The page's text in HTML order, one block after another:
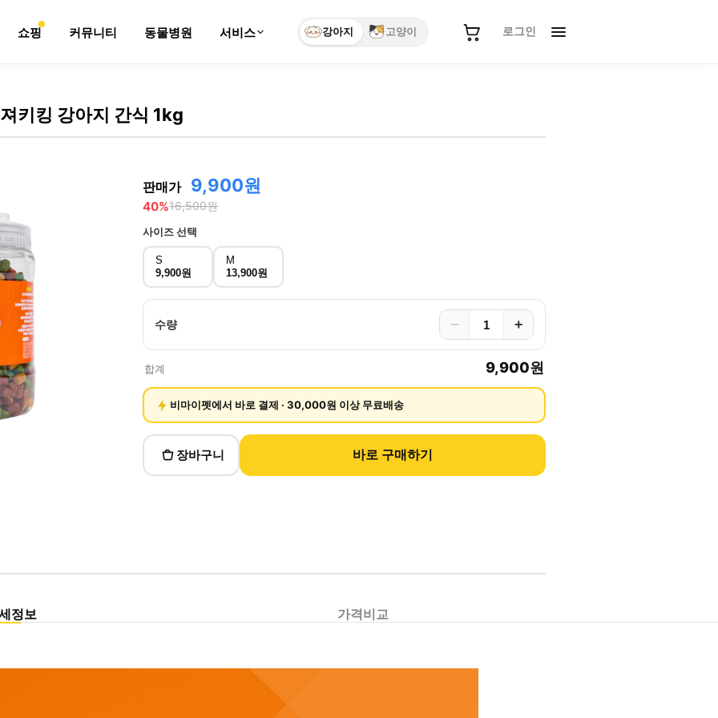
쇼핑 커뮤니티 동물병원 서비스 강아지 고양이 로그인
키킹 강아지 간식 1kg
판매가 9,900원
40%16,500원
사이즈선택
S
9,900원
M
13,900원
수량 − +
합계 9,900원
비마이펫에서 바로 결제 · 30,000원 이상 무료배송
장바구니 바로 구매하기
정보 가격비교